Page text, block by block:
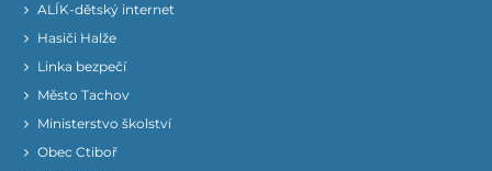
ALÍK-dětský internet
Hasiči Halže
Linka bezpečí
Město Tachov
Ministerstvo školství
Obec Ctiboř